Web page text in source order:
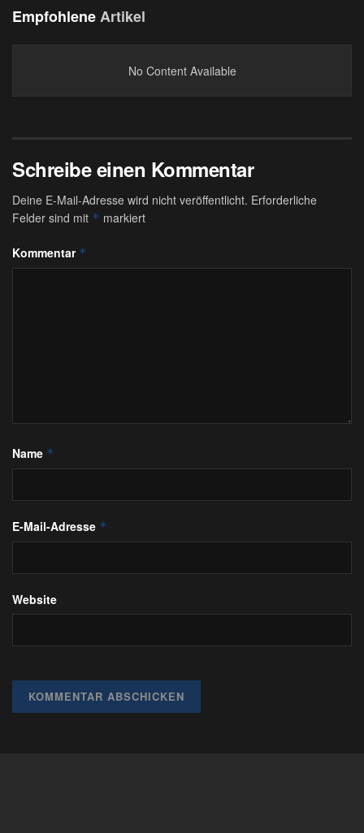
EmpfohleneArtikel
No Content Available
Schreibe einen Kommentar
Deine E-Mail-Adresse wird nicht veröffentlicht. Erforderliche
Felder sind mit * markiert
Kommentar *
Name *
E-Mail-Adresse *
Website